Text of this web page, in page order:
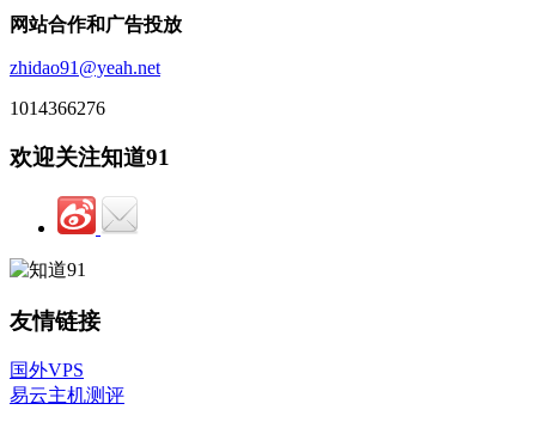
网站合作和广告投放
zhidao91@yeah.net
1014366276
欢迎关注知道91
友情链接
国外VPS
易云主机测评